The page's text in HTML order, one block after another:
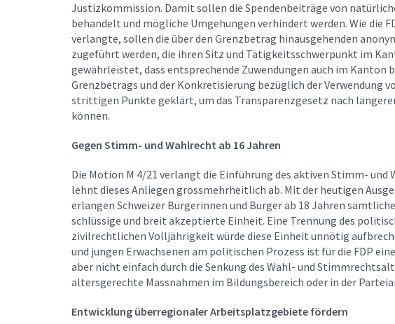
Justizkommission. Damit sollen die Spendenbeiträge von
behandelt und mögliche Umgehungen verhindert werden. Wie die
verlangte, sollen die über den Grenzbetrag hinausgehenden
zugeführt werden, die ihren Sitz und Tätigkeitsschwerpunkt im
gewährleistet, dass entsprechende Zuwendungen auch im Kanton
Grenzbetrags und der Konkretisierung bezüglich der Verwendung
strittigen Punkte geklärt, um das Transparenzgesetz nach
können.
Gegen Stimm- und Wahlrecht ab 16 Jahren
Die Motion M 4/21 verlangt die Einführung des aktiven Stimm- und
lehnt dieses Anliegen grossmehrheitlich ab. Mit der heutigen
erlangen Schweizer Bürgerinnen und Bürger ab 18 Jahren
schlüssige und breit akzeptierte Einheit. Eine Trennung des
zivilrechtlichen Volljährigkeit würde diese Einheit unnötig
und jungen Erwachsenen am politischen Prozess ist für die FDP
aber nicht einfach durch die Senkung des Wahl- und
altersgerechte Massnahmen im Bildungsbereich oder in der
Entwicklung überregionaler Arbeitsplatzgebiete fördern